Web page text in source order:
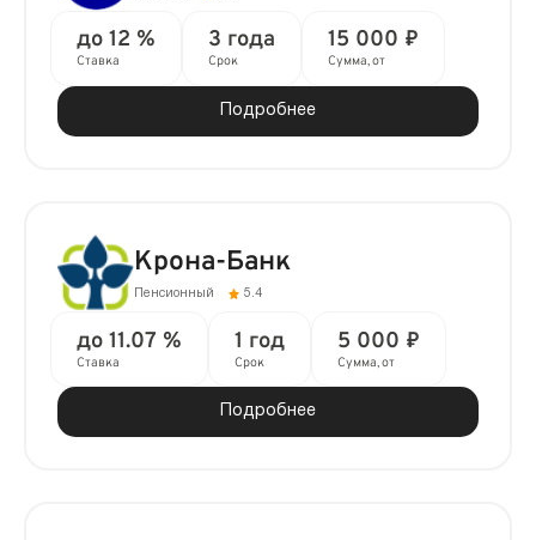
до 12 %
Ставка
3 года
Срок
15 000 ₽
Сумма, от
Подробнее
Крона-Банк
Пенсионный 5.4
до 11.07 %
Ставка
1 год
Срок
5 000 ₽
Сумма, от
Подробнее